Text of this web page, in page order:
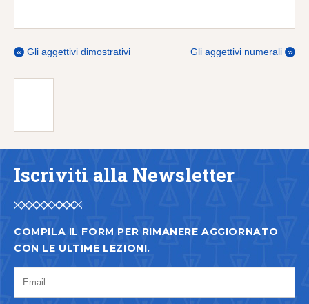
« Gli aggettivi dimostrativi Gli aggettivi numerali »
Iscriviti alla Newsletter
COMPILA IL FORM PER RIMANERE AGGIORNATO
CON LE ULTIME LEZIONI.